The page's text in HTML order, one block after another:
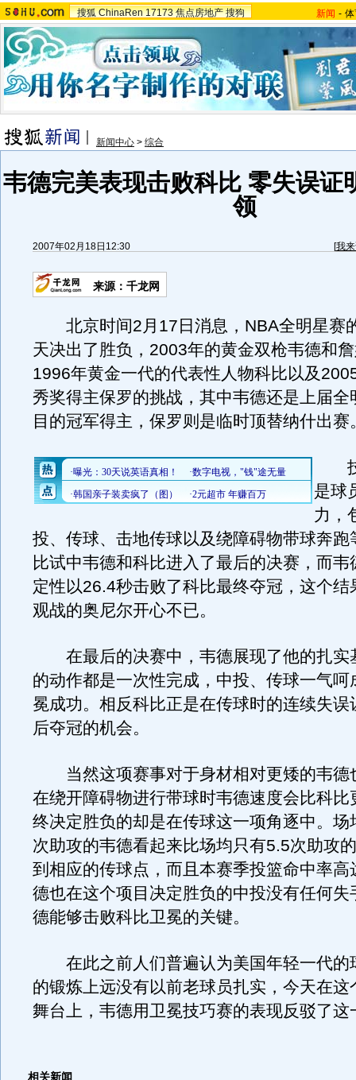
搜狐 ChinaRen 17173 焦点房地产 搜狗 新闻 -
新闻中心 > 综合
韦德完美表现击败科比 零失误证
领
2007年02月18日12:30 [我
来源：千龙网
北京时间2月17日消息，NBA全明星赛
天决出了胜负，2003年的黄金双枪韦德和
1996年黄金一代的代表性人物科比以及
秀奖得主保罗的挑战，其中韦德还是上届全
目的冠军得主，保罗则是临时顶替纳什出赛
技
是球
力，
投、传球、击地传球以及绕障碍物带球奔跑
比试中韦德和科比进入了最后的决赛，而韦
定性以26.4秒击败了科比最终夺冠，这个结
观战的奥尼尔开心不已。
在最后的决赛中，韦德展现了他的扎实
的动作都是一次性完成，中投、传球一气呵
冕成功。相反科比正是在传球时的连续失误
后夺冠的机会。
当然这项赛事对于身材相对更矮的韦德
在绕开障碍物进行带球时韦德速度会比科比
终决定胜负的却是在传球这一项角逐中。场
次助攻的韦德看起来比场均只有5.5次助攻
到相应的传球点，而且本赛季投篮命中率高
德也在这个项目决定胜负的中投没有任何失
德能够击败科比卫冕的关键。
在此之前人们普遍认为美国年轻一代的
的锻炼上远没有以前老球员扎实，今天在这
舞台上，韦德用卫冕技巧赛的表现反驳了这
相关新闻